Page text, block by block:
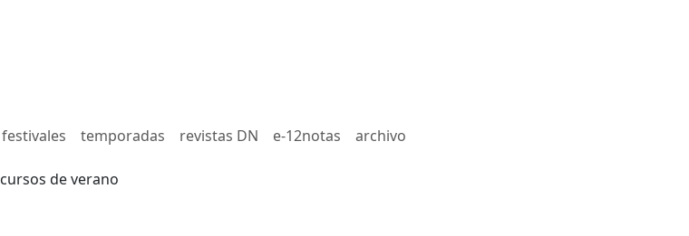
festivales temporadas revistas DN e-12notas archivo
cursos de verano